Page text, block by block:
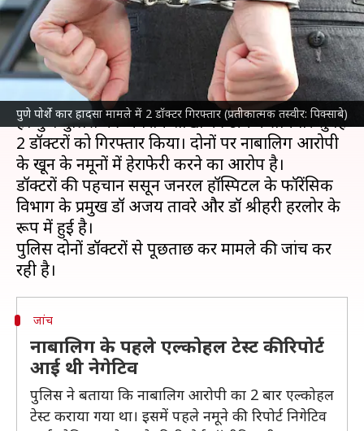
पुणे पोर्शे कार हादसा मामले में 2 डॉक्टर गिरफ्तार (प्रतीकात्मक तस्वीर: पिक्साबे)
लेखन गजेंद्र May 27, 2024
क्या है खबर?
महाराष्ट्रकेपुणे पोर्शे कार हादसामामले में नया मोड़ आया
है। पुणे पुलिस की अपराध शाखा की टीम ने सोमवार सुबह
2 डॉक्टरों को गिरफ्तार किया। दोनों पर नाबालिग आरोपी
के खून के नमूनों में हेराफेरी करने का आरोप है।
डॉक्टरों की पहचान ससून जनरल हॉस्पिटल के फॉरेंसिक
विभाग के प्रमुख डॉ अजय तावरे और डॉ श्रीहरी हरलोर के
रूप में हुई है।
पुलिस दोनों डॉक्टरों से पूछताछ कर मामले की जांच कर
जांच
नाबालिग के पहले एल्कोहल टेस्ट की रिपोर्ट
आई थी नेगेटिव
पुलिस ने बताया कि नाबालिग आरोपी का 2 बार एल्कोहल
टेस्ट कराया गया था। इसमें पहले नमूने की रिपोर्ट निगेटिव